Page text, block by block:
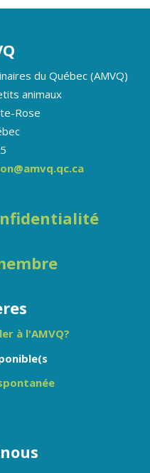
du Québec (AMVQ)
animaux
Rose
à l'AMVQ?